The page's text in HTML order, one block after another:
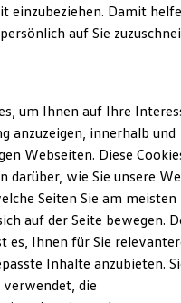
einzubeziehen. Damit
auf Sie
um Ihnen auf Ihre
anzuzeigen, innerhalb und
Webseiten. Diese
darüber, wie Sie unsere
Seiten Sie am meisten
auf der Seite bewegen.
es, Ihnen für Sie
Inhalte anzubieten.
verwendet, die